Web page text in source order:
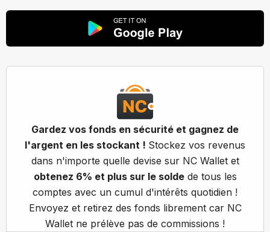
Gardez vos fonds en sécurité et gagnez de
l'argent en les stockant ! Stockez vos revenus
dans n'importe quelle devise sur NC Wallet et
obtenez 6% et plus sur le soldede tous les
comptes avec un cumul d'intérêts quotidien !
Envoyez et retirez des fonds librement car NC
Wallet ne prélève pas de commissions !